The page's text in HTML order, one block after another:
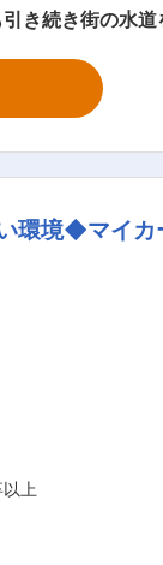
き続き街の水
た見積や資料
す。一人前に
まで残業すると
ーにより月１
環境◆マイカ
上